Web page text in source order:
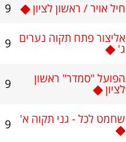
חיל אויר / ראשון לציון 9
אליצור פתח תקוה נערים
ג' 9
הפועל "סמדר" ראשון
לציון 9
שחמט לכל - גני תקוה א' 9